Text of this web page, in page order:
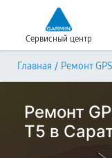
Сервисный центр
Главная / Ремонт
Ремонт
T5 в